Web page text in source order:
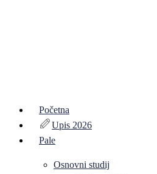
Početna
Upis 2026
Pale
Osnovni studij